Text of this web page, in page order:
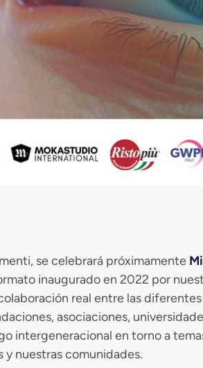
se celebrará próximamente
inaugurado en 2022 por
real entre las diferentes
asociaciones,
intergeneracional en torno a
nuestras comunidades.